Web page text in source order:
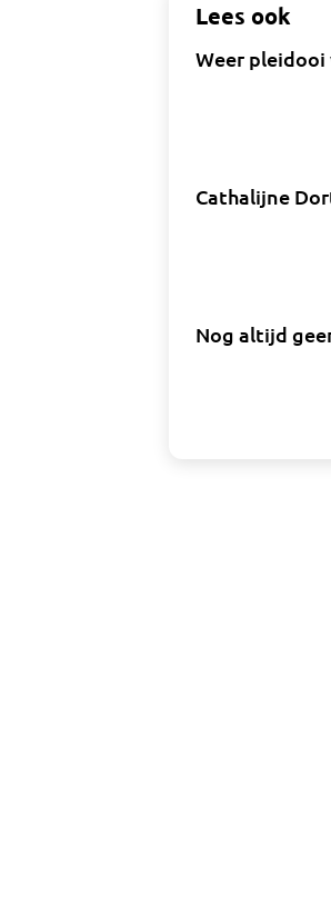
Lees ook
Weer
Cathalijne
Nog altijd